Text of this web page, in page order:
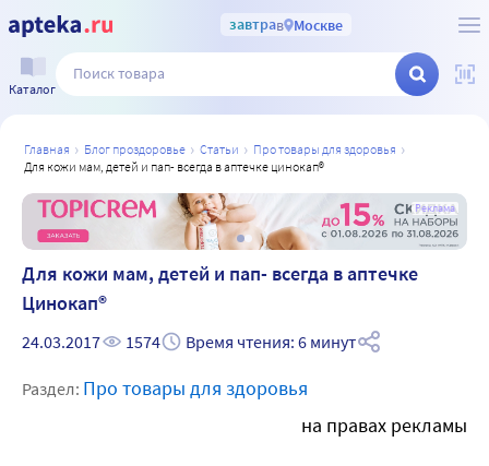
завтрав Москве
Каталог
главная блог проздоровье статьи
про товары для здоровья
для кожи мам, детей и пап- всегда в аптечке цинокап®
Реклама
Для кожи мам, детей и пап- всегда в аптечке
Цинокап®
24.03.2017 1574 Время чтения: 6 минут
Раздел: Про товары для здоровья
на правах рекламы